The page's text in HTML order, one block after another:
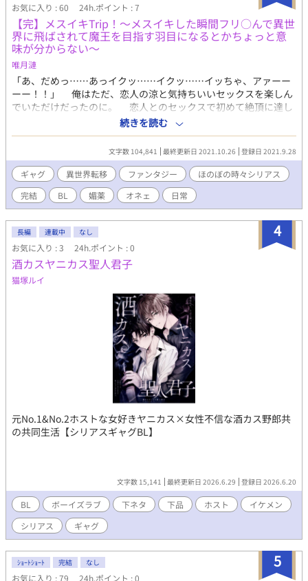
お気に入り : 60 24h.ポイント : 7
【完】メスイキTrip！〜メスイキした瞬間フリ○んで異世
界に飛ばされて魔王を目指す羽目になるとかちょっと意
味が分からない〜
唯月漣
「あ、だめっ……あっイクッ……イクッ……イッちゃ、アァーー
ーー！！」 俺はただ、恋人の涼と気持ちいいセックスを楽しん
でいただけだったのに。 恋人とのセックスで初めて絶頂に達し
た俺は、メスイキした瞬間意識が薄れて………。 「はぁー
ー！？ ここ、どこーー！？？」 気が付いたら俺は、フリちん
のまま異世界に飛ばされていたーーーー！？ この世界で四天王
を倒し、ゲイ族の魔王に会うことができれば、元の世界に帰れる
らしい。 そう言われた俺は、まずはゲイ族の四天王に挑むべ
く、渋々旅に出るはめに……！？ ………………。 「そんな物語、
あってたまるかぁーーーー！！」 クロチクビーというモンスタ
ーに、脛毛の森。お尻の並ぶ街に、エスジけっ蝶という幻の
蝶々。 ……冒険の道中には、ファンタジーとは思えない下ネタ
が満載！？ 鷹夜が無事元の世界に帰れる日は、果たしてやって
くるのだろうか……！？ ※唯月漣 長編3作目 *************** ●
こちらは【ギャグBL】という企画で書いた作品です。頭を真っ白
にして、太平洋のように広い心と、幼稚園児レベルの残念な脳み
そでお読み下さい（１８禁なのに！）。 お下品、下ネタ、オヤ
ジギャグが多いです。 ○物語の都合上、主人公は各町の様々なキ
ャラと毎度エロバトル（？）をしています。軽ーいノリでヤるキ
ャラもいます。全く一途ではないのでご注意を。 後半に少しシ
リアスが入ります。 ●ガチのエロ回のみ*印をつけています。
※この物語はフィクションです。実際の人物や名称等とは一切関
係ありません。 ※ムーンライトノベルズにも掲載。
続きを読む
文字数 104,841 最終更新日 2021.10.26 登録日 2021.9.28
ギャグ 異世界転移 ファンタジー
ほのぼの時々シリアス
完結
BL 媚薬 オネェ 日常
4
長編 連載中 なし
お気に入り : 3 24h.ポイント : 0
酒カスヤニカス聖人君子
猫塚ルイ
元No.1&No.2ホストな女好きヤニカス×女性不信な酒カス野郎共
の共同生活【シリアスギャグBL】
文字数 15,141 最終更新日 2026.6.29 登録日 2026.6.20
BL ボーイズラブ 下ネタ 下品 ホスト
イケメン
シリアス
ギャグ
5
ｼｮｰﾄｼｮｰﾄ 完結 なし
お気に入り : 79 24h.ポイント : 0